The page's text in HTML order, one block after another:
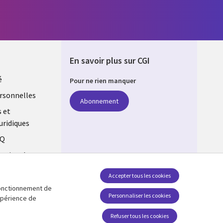
et
des
En savoir plus sur CGI
Pour ne rien manquer
Abonnement
Suivez-nous
Social Media Global FR
de
de
Personnaliser les cookies
Accepter tous les cookies
Refuser tous les cookies